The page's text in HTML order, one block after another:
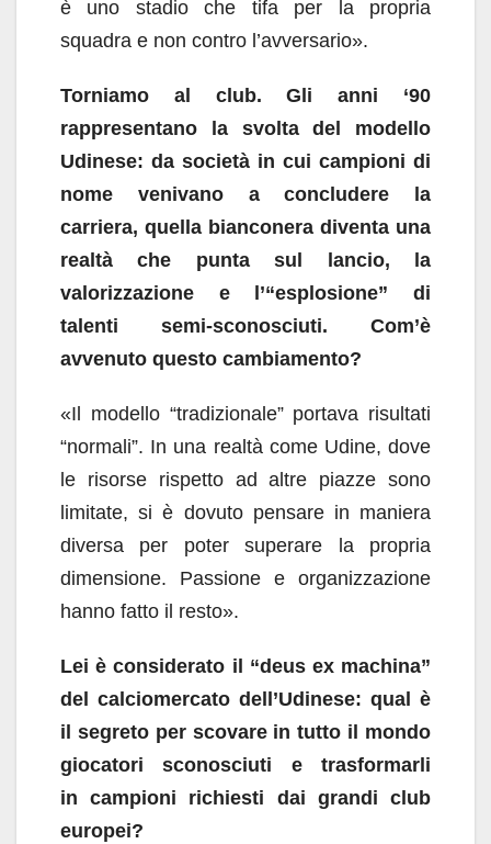
è uno stadio che tifa per la propria
squadra e non contro l’avversario».
Torniamo al club. Gli anni ‘90
rappresentano la svolta del modello
Udinese: da società in cui campioni di
nome venivano a concludere la
carriera, quella bianconera diventa una
realtà che punta sul lancio, la
valorizzazione e l’“esplosione” di
talenti semi-sconosciuti. Com’è
avvenuto questo cambiamento?
«Il modello “tradizionale” portava risultati
“normali”. In una realtà come Udine, dove
le risorse rispetto ad altre piazze sono
limitate, si è dovuto pensare in maniera
diversa per poter superare la propria
dimensione. Passione e organizzazione
hanno fatto il resto».
Lei è considerato il “deus ex machina”
del calciomercato dell’Udinese: qual è
il segreto per scovare in tutto il mondo
giocatori sconosciuti e trasformarli
incampioni richiesti dai grandi club
europei?